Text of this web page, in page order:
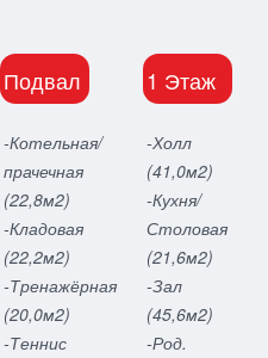
Подвал
-Котельная/
прачечная
(22,8м2)
-Кладовая
(22,2м2)
-Тренажёрная
(20,0м2)
-Теннис
1 Этаж
-Холл
(41,0м2)
-Кухня/
Столовая
(21,6м2)
-Зал
(45,6м2)
-Род.